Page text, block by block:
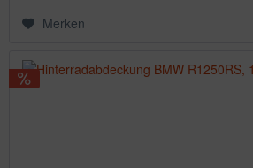
Merken